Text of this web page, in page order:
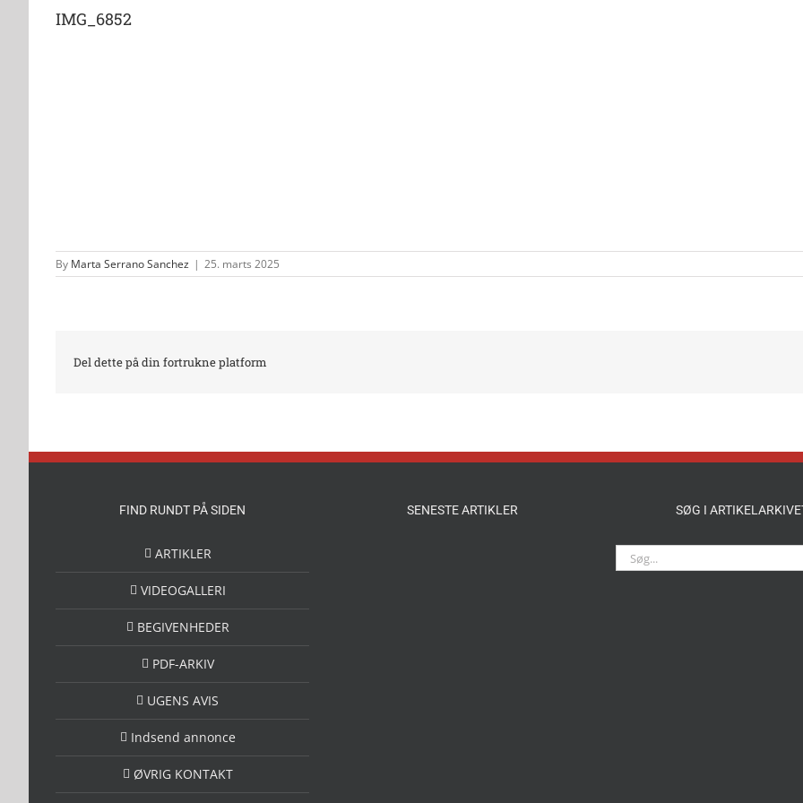
IMG_6852
By Marta Serrano Sanchez | 25. marts 2025
Del dette på din fortrukne platform
FIND RUNDT PÅ SIDEN
ARTIKLER
VIDEOGALLERI
BEGIVENHEDER
PDF-ARKIV
UGENS AVIS
Indsend annonce
ØVRIG KONTAKT
SENESTE ARTIKLER SØG I
Søg
efter: